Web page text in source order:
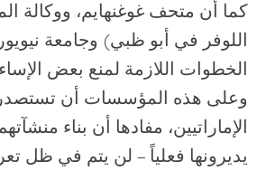
كما أن متحف غوغنهايم، ووكالة
اللوفر في أبو ظبي) وجامعة
الخطوات اللازمة لمنع بعض
وعلى هذه المؤسسات أن تستصدر
الإماراتيين، مفادها أن بناء
يديرونها فعلياً – لن يتم في ظل